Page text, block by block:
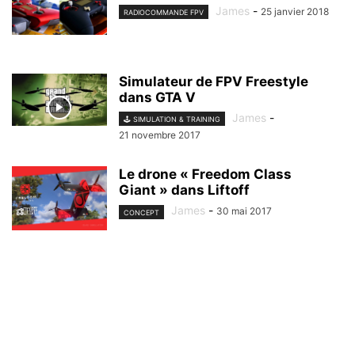
RADIOCOMMANDE FPV James - 25 janvier 2018
Simulateur de FPV Freestyle
dans GTA V
🕹️ SIMULATION & TRAINING James -
21 novembre 2017
Le drone « Freedom Class
Giant » dans Liftoff
CONCEPT James - 30 mai 2017